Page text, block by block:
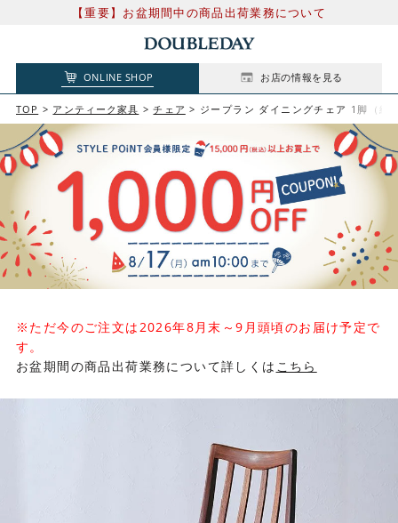
【重要】お盆期間中の商品出荷業務について
ONLINE SHOP お店の情報を見る
TOP アンティーク家具 チェア ジープラン ダイニングチェア 1脚（
※ただ今のご注文は2026年8月末～9月頭頃のお届け予定で
す。
お盆期間の商品出荷業務について詳しくは こちら